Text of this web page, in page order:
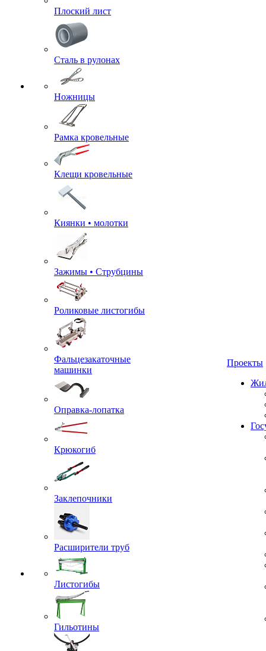
Плоский лист
Сталь в рулонах
Ножницы
Рамка кровельные
Клещи кровельные
Киянки • молотки
Зажимы • Струбцины
Роликовые листогибы
Фальцезакаточные
машинки
Оправка-лопатка
Крюкогиб
Заклепочники
Расширители труб
Листогибы
Гильотины
Проекты